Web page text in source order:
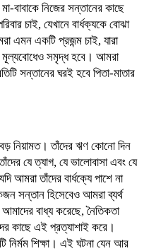
বাবাকে নিজের সন্তানের কাছে
চাই, যেখানে বার্ধক্যকে বোঝা
এমন একটি প্রজন্ম চাই, যারা
মূল্যবোধেও সমৃদ্ধ হবে। আমরা
সন্তানের ঘরই হবে পিতা-মাতার
বড় নিয়ামত। তাঁদের ঋণ কোনো দিন
যে ত্যাগ, যে ভালোবাসা এবং যে
তাঁদের বার্ধক্যে পাশে না
সন্তান হিসেবেও আমরা ব্যর্থ
বাধ্য করেছে, নৈতিকতা
কাছে এই প্রত্যাশাই করে।
নির্মম শিক্ষা। এই ঘটনা যেন আর